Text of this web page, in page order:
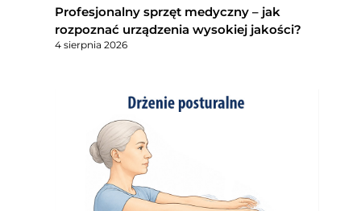
Profesjonalny sprzęt medyczny – jak
rozpoznać urządzenia wysokiej jakości?
4 sierpnia 2026